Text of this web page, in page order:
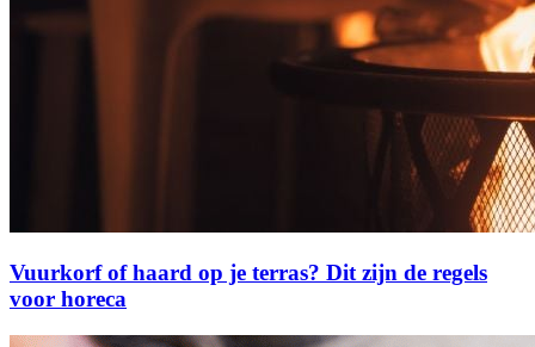
Vuurkorf of haard op je terras? Dit zijn de regels
voor horeca